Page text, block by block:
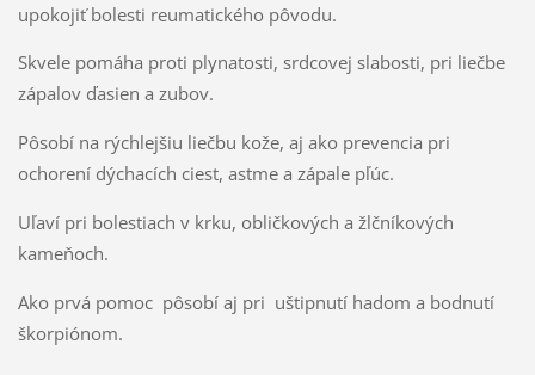
upokojiť bolesti reumatického pôvodu.
Skvele pomáha proti plynatosti, srdcovej slabosti, pri liečbe
zápalov ďasien a zubov.
Pôsobí na rýchlejšiu liečbu kože, aj ako prevencia pri
ochorení dýchacích ciest, astme a zápale pľúc.
Uľaví pri bolestiach v krku, obličkových a žlčníkových
kameňoch.
Ako prvá pomoc pôsobí aj pri uštipnutí hadom a bodnutí
škorpiónom.